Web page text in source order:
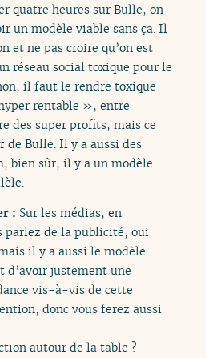
quatre heures sur Bulle, on
un modèle viable sans ça. Il
et ne pas croire qu’on est
réseau social toxique pour le
il faut le rendre toxique
rentable », entre
des super profits, mais ce
de Bulle. Il y a aussi des
bien sûr, il y a un modèle
: Sur les médias, en
parlez de la publicité, oui
il y a aussi le modèle
d’avoir justement une
vis-à-vis de cette
donc vous ferez aussi
autour de la table ?